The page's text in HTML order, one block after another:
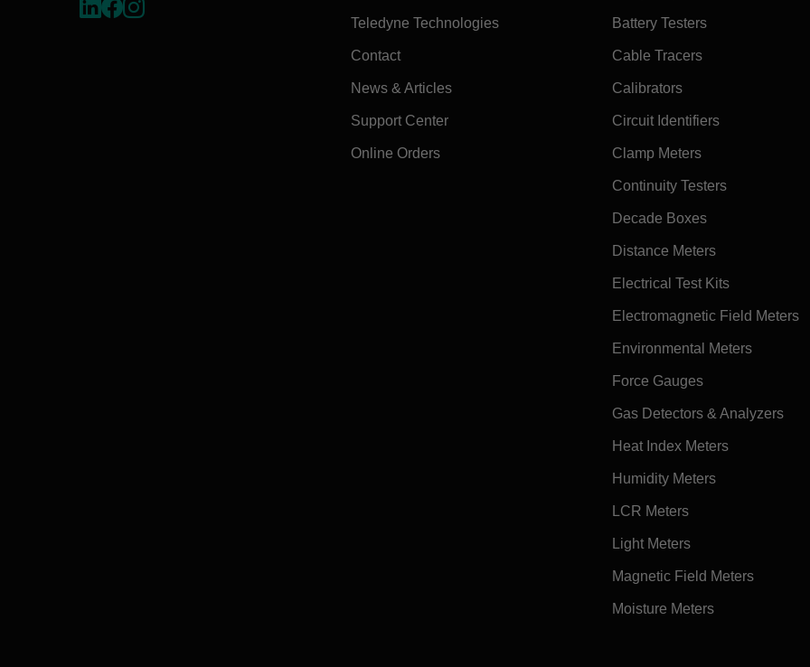
Teledyne Technologies
Contact
News & Articles
Support Center
Online Orders
Battery Testers
Cable Tracers
Calibrators
Circuit Identifiers
Clamp Meters
Continuity Testers
Decade Boxes
Distance Meters
Electrical Test Kits
Electromagnetic Field Meters
Environmental Meters
Force Gauges
Gas Detectors & Analyzers
Heat Index Meters
Humidity Meters
LCR Meters
Light Meters
Magnetic Field Meters
Moisture Meters